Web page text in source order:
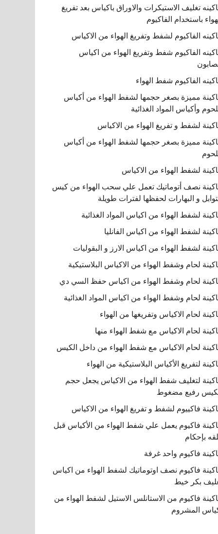
تغليف الاستيكرات والاوراق باكياس بعد تفريغ
باستخدام الفاكيوم
الفاكيوم لشفط وتفريغ الهواء من الاكياس
الفاكيوم شفط وتفريغ الهواء من اكياس
الفاكيوم شفط الهواء
مميزة بصغر حجمها لشفط الهواء من أكياس
وأكياس المواد الغذائية
لشفط و تفريغ الهواء من الاكياس
مميزة بصغر حجمها لشفط الهواء من أكياس
لشفط الهواء من الاكياس
نصف أتوماتيك تعمل علي سحب الهواء من كيس
و البهارات لحفظها لفترات طويلة
لشفط الهواء من اكياس المواد الغذائية
لشفط الهواء من اكياس الفانليا
لشفط الهواء من اكياس الارز و البقوليات
لحام وشفط الهواء من الاكياس البلاستيكية
لحام وشفط الهواء من اكياس حفظ السي دي
لحام وشفط الهواء من اكياس المواد الغذائية
لحام الاكياس وتفريغها من الهواء
لحام الاكياس مع شفط الهواء منها
لحام الاكياس مع شفط الهواء من داخل الكيس
لتفريغ الأكياس البلاستيكية من الهواء
لتغليف شفط الهواء من الاكياس يجعل حجم
رفيع مضغوط
فاكييوم لشفط و تفريغ الهواء من الاكياس
فاكيوم يعمل علي شفط الهواء من الأكياس قبل
بإحكام
فاكيوم واحد غرفة
فاكيوم نصف اوتوماتيك لشفط الهواء من اكياس
بكر خيط
فاكيوم من الاستانلس الاستيل لشفط الهواء من
المشروم